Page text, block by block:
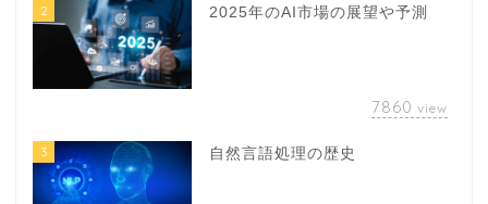
2 2025年のAI市場の展望や予測
7860 view
3 自然言語処理の歴史